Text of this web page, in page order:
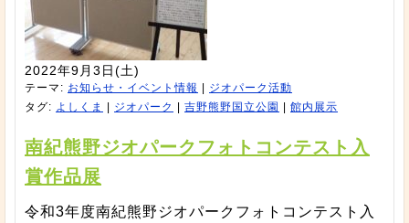
2022年9月3日(土)
テーマ: お知らせ・イベント情報
ジオパーク活動
タグ: よしくま ジオパーク 吉野熊野国立公園 館内展示
南紀熊野ジオパークフォトコンテスト入
賞作品展
令和3年度南紀熊野ジオパークフォトコンテスト入